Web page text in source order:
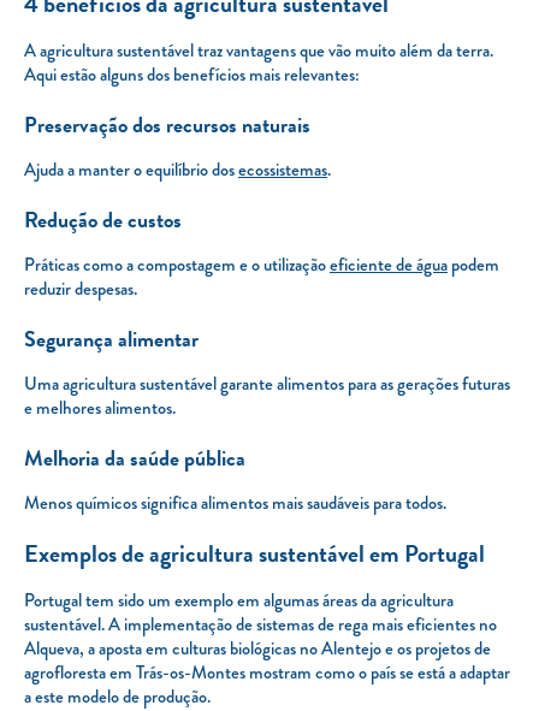
A agricultura sustentável traz vantagens que vão muito além da terra.
Aqui estão alguns dos benefícios mais relevantes:
Preservação dos recursos naturais
Ajuda a manter o equilíbrio dosecossistemas.
Redução de custos
Práticas como a compostagem e o utilizaçãoeficiente de águapodem
reduzir despesas.
Segurança alimentar
Uma agricultura sustentável garante alimentos para as gerações futuras
e melhores alimentos.
Melhoria da saúde pública
Menos químicos significa alimentos mais saudáveis para todos.
Exemplos de agricultura sustentável em Portugal
Portugal tem sido um exemplo em algumas áreas da agricultura
sustentável. A implementação de sistemas de rega mais eficientes no
Alqueva, a aposta em culturas biológicas no Alentejo e os projetos de
agrofloresta em Trás-os-Montes mostram como o país se está a adaptar
a este modelo de produção.